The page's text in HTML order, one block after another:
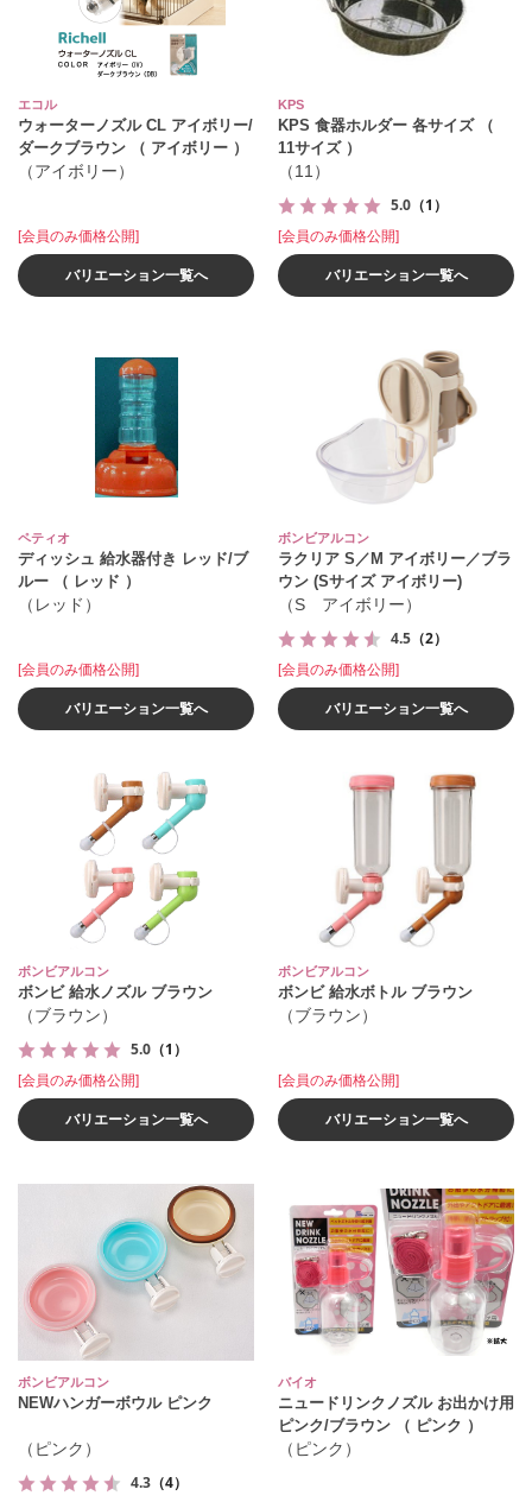
エコル
ウォーターノズル CL アイボリー/
ダークブラウン （ アイボリー ）
（アイボリー）
[会員のみ価格公開]
バリエーション一覧へ
KPS
KPS 食器ホルダー 各サイズ （
11サイズ ）
（11）
5.0 （1）
[会員のみ価格公開]
バリエーション一覧へ
ペティオ
ディッシュ 給水器付き レッド/ブ
ルー （ レッド ）
（レッド）
[会員のみ価格公開]
バリエーション一覧へ
ボンビアルコン
ラクリア S／M アイボリー／ブラ
ウン (Sサイズ アイボリー)
（S アイボリー）
4.5 （2）
[会員のみ価格公開]
バリエーション一覧へ
ボンビアルコン
ボンビ 給水ノズル ブラウン
（ブラウン）
5.0 （1）
[会員のみ価格公開]
バリエーション一覧へ
ボンビアルコン
ボンビ 給水ボトル ブラウン
（ブラウン）
[会員のみ価格公開]
バリエーション一覧へ
ボンビアルコン
NEWハンガーボウル ピンク
（ピンク）
4.3 （4）
バイオ
ニュードリンクノズル お出かけ用
ピンク/ブラウン （ ピンク ）
（ピンク）